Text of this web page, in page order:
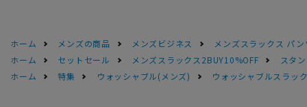
ホーム メンズの商品 メンズビジネス
メンズスラックス パン
ホーム
セットセール メンズスラックス2BUY10%OFF
スタ
ホーム
特集 ウォッシャブル(メンズ) ウォッシャブルスラッ